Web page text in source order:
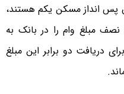
پس انداز مسکن یکم هستند،
مبلغ وام را در بانک به
دریافت دو برابر این مبلغ